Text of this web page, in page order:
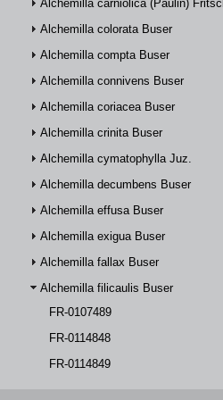
Alchemilla carniolica (Paulin) Fritsch
Alchemilla colorata Buser
Alchemilla compta Buser
Alchemilla connivens Buser
Alchemilla coriacea Buser
Alchemilla crinita Buser
Alchemilla cymatophylla Juz.
Alchemilla decumbens Buser
Alchemilla effusa Buser
Alchemilla exigua Buser
Alchemilla fallax Buser
Alchemilla filicaulis Buser
FR-0107489
FR-0114848
FR-0114849